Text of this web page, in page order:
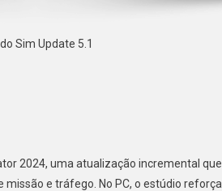
2024, uma atualização incremental que
e tráfego. No PC, o estúdio reforça